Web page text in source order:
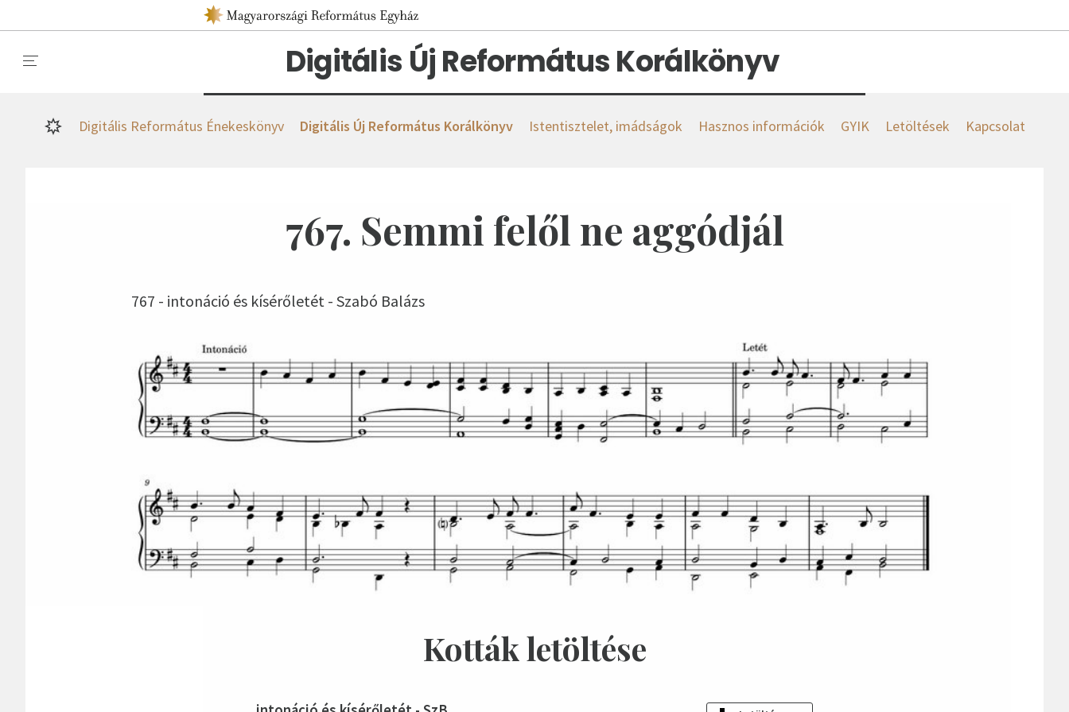
Digitális Új Református Korálkönyv
Digitális Református Énekeskönyv Digitális Új Református Korálkönyv Istentisztelet, imádságok Hasznos információk GYIK Letöltések Kapcsolat
767. Semmi felől ne aggódjál
767 - intonáció és kísérőletét - Szabó Balázs
Kották letöltése